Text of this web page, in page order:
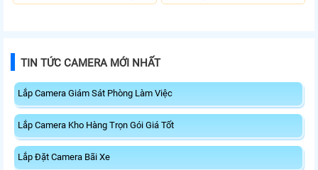
thiết bị cùng lúc. Tốc độ chuyển
độ cao, Tổng công suất PoE 370W
TIN TỨC CAMERA MỚI NHẤT
Lắp Camera Giám Sát Phòng Làm Việc
Lắp Camera Kho Hàng Trọn Gói Giá Tốt
Lắp Đặt Camera Bãi Xe